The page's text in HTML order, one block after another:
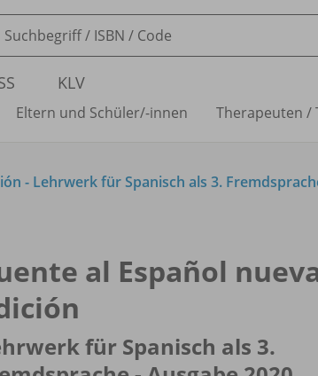
KLV
Eltern und Schüler/-innen Therapeuten /
- Lehrwerk für Spanisch als 3.
al Español
für Spanisch als 3.